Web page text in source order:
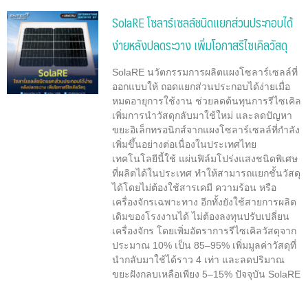
SolaRE โซลาร์เซลล์ชนิดแยกส่วนประกอบได้
ง่ายหลังปลดระวาง เพิ่มโอกาสรีไซเคิลวัสดุ
SolaRE นวัตกรรมการผลิตแผงโซลาร์เซลล์ที่
ออกแบบให้ ถอดแยกส่วนประกอบได้ง่ายเมื่อ
หมดอายุการใช้งาน ช่วยลดต้นทุนการรีไซเคิล
เพิ่มการนำวัสดุกลับมาใช้ใหม่ และลดปัญหา
ขยะอิเล็กทรอนิกส์จากแผงโซลาร์เซลล์ที่กำลัง
เพิ่มขึ้นอย่างต่อเนื่องในประเทศไทย
เทคโนโลยีนี้ใช้ แผ่นฟิล์มโปร่งแสงชนิดพิเศษ
ที่ผลิตได้ในประเทศ ทำให้สามารถแยกชั้นวัสดุ
ได้โดยไม่ต้องใช้สารเคมี ความร้อน หรือ
เครื่องจักรเฉพาะทาง อีกทั้งยังใช้สายการผลิต
เดิมของโรงงานได้ ไม่ต้องลงทุนปรับเปลี่ยน
เครื่องจักร โดยเพิ่มอัตราการรีไซเคิลวัสดุจาก
ประมาณ 10% เป็น 85–95% เพิ่มมูลค่าวัสดุที่
นำกลับมาใช้ได้ราว 4 เท่า และลดปริมาณ
ขยะฝังกลบเหลือเพียง 5–15% ปัจจุบัน SolaRE